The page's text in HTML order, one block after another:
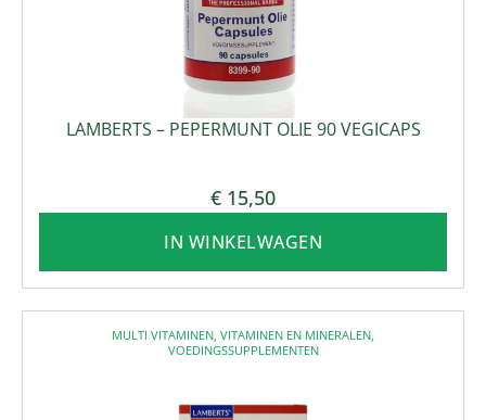
LAMBERTS – PEPERMUNT OLIE 90 VEGICAPS
€ 15,50
IN WINKELWAGEN
MULTI VITAMINEN VITAMINEN EN MINERALEN
VOEDINGSSUPPLEMENTEN